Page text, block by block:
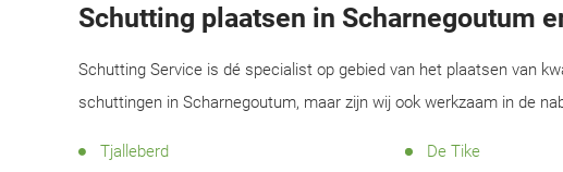
Schutting plaatsen in Scharnegoutum
Schutting Service is dé specialist op gebied van het plaatsen van
schuttingen in Scharnegoutum, maar zijn wij ook werkzaam in de
Tjalleberd De Tike